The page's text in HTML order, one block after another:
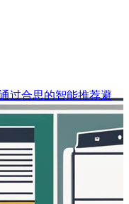
过合思的智能推荐避